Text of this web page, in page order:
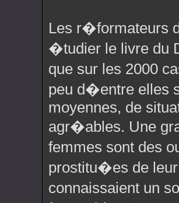
Les r�formateurs
�tudier le livre du
que sur les 2000
peu d�entre elles
moyennes, de
agr�ables. Une
femmes sont des
prostitu�es de
connaissaient un